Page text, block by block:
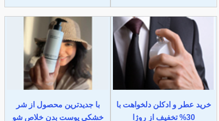
خرید عطر و ادکلن دلخواهت با
30% تخفیف از روژا
با جدیدترین محصول از شر
خشکی پوست بدن خلاص شو